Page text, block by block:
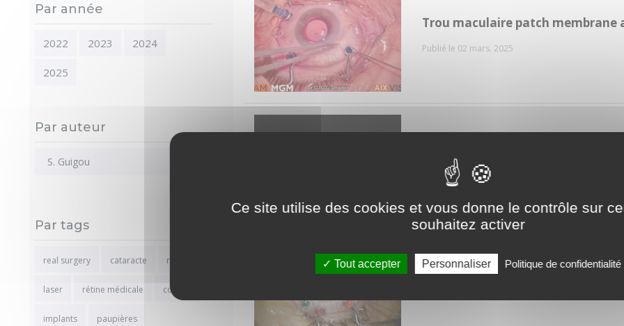
Par année
2022 2023 2024
2025
Par auteur
S. Guigou
Par tags
real surgery cataracte rétine
laser rétine médicale cornée
implants paupières
Trou maculaire patch membrane
Publié le 02 mars. 2025
Publié le 02 mars. 2015
Trou maculaire membrane
Ce site utilise des cookies et vous donne le contrôle sur
souhaitez activer
Tout accepter Personnaliser Politique de confidentialité